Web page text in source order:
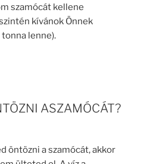
szamócát kellene
kívánok Önnek
lenne).
ASZAMÓCÁT?
öntözni a szamócát, akkor